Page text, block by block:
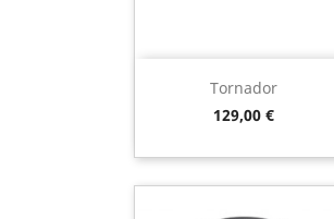
Tornador
Preço
129,00 €